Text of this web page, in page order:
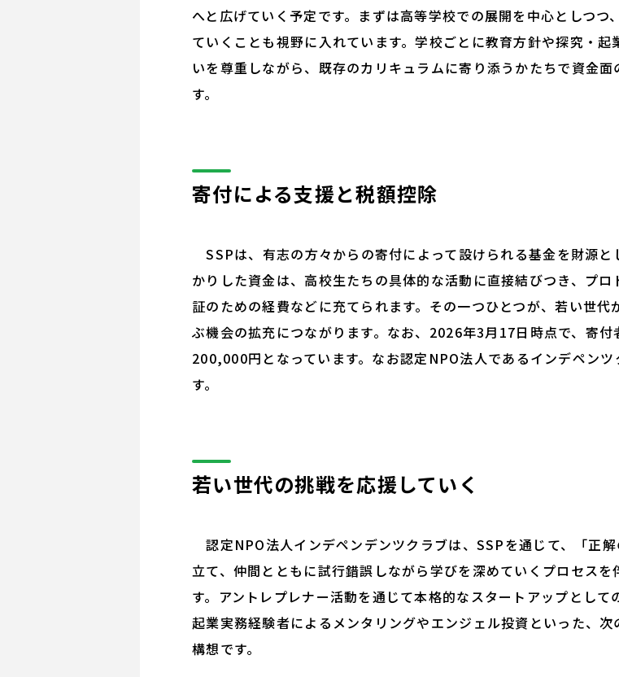
へと広げていく予定です。まずは高等学校での展開を中心としつ
ていくことも視野に入れています。学校ごとに教育方針や探究・
いを尊重しながら、既存のカリキュラムに寄り添うかたちで資金
す。
寄付による支援と税額控除
SSPは、有志の方々からの寄付によって設けられる基金を財源
かりした資金は、高校生たちの具体的な活動に直接結びつき、プ
証のための経費などに充てられます。その一つひとつが、若い世
ぶ機会の拡充につながります。なお、2026年3月17日時点で、寄
200,000円となっています。なお認定NPO法人であるインデペン
す。
若い世代の挑戦を応援していく
認定NPO法人インデペンデンツクラブは、SSPを通じて、「正
立て、仲間とともに試行錯誤しながら学びを深めていくプロセス
す。アントレプレナー活動を通じて本格的なスタートアップとして
起業実務経験者によるメンタリングやエンジェル投資といった、
構想です。